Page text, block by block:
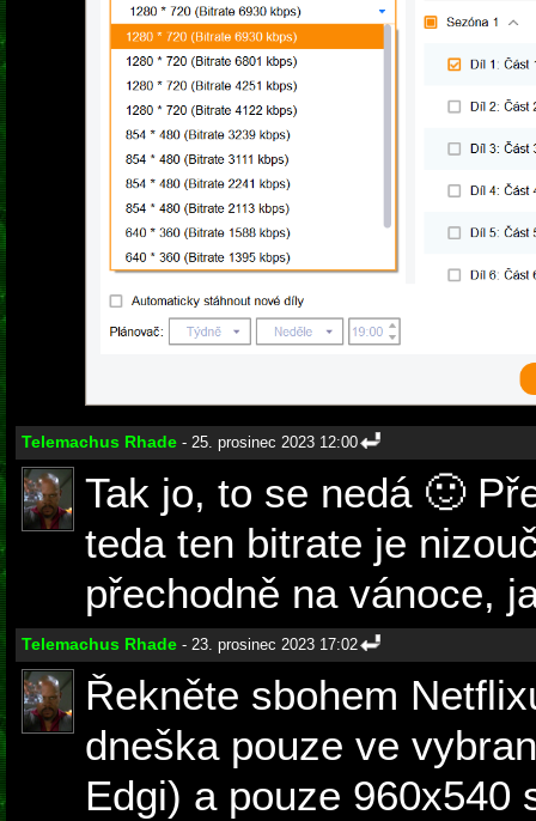
Telemachus Rhade - 25. prosinec 2023 12:00
Tak jo, to se nedá 🙂
teda ten bitrate je
přechodně na vánoce,
Telemachus Rhade - 23. prosinec 2023 17:02
Řekněte sbohem
dneška pouze ve
Edgi) a pouze 960x540